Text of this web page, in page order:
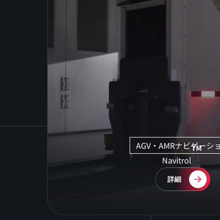
AGV・AMRナビゲーシ
Navitrol
TM
詳細